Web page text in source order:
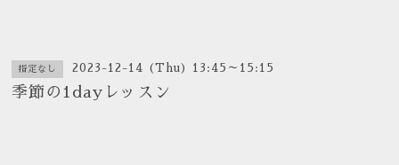
指定なし 2023-12-14 (Thu) 13:45～15:15
季節の1dayレッスン